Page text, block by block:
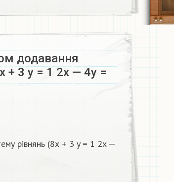
додавання
+ 3 y = 1 2x — 4y =
рівнянь (8х + 3 y = 1 2x —